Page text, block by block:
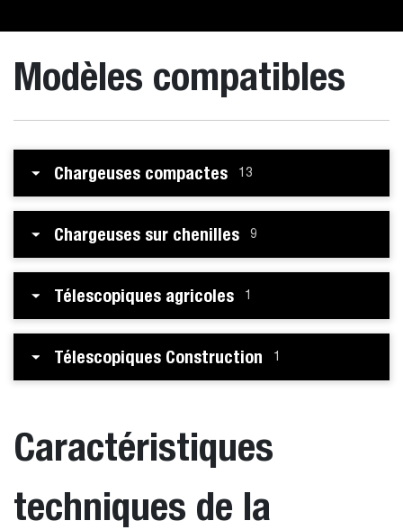
Modèles compatibles
Chargeuses compactes 13
Chargeuses sur chenilles 9
Télescopiques agricoles 1
Télescopiques Construction 1
Caractéristiques
techniques de la